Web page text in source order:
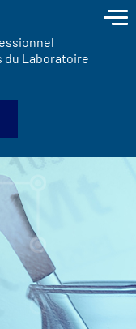
du Laboratoire